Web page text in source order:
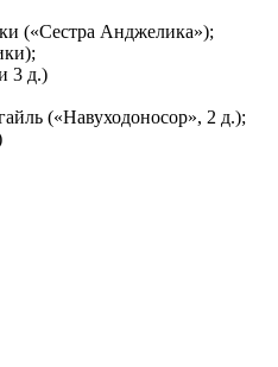
(«Сестра Анджелика»);
3 д.)
(«Навуходоносор», 2 д.);